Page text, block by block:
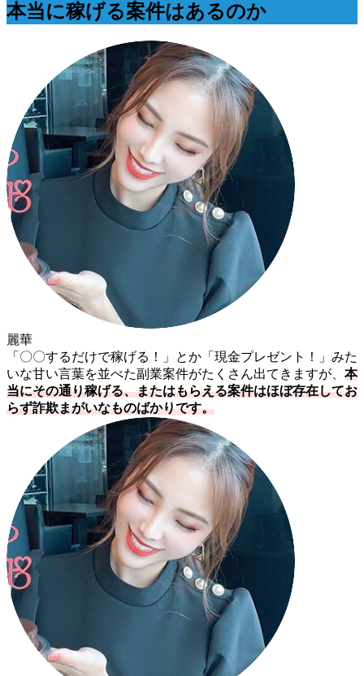
本当に稼げる案件はあるのか
麗華
「〇〇するだけで稼げる！」とか「現金プレゼント！」みた
いな甘い言葉を並べた副業案件がたくさん出てきますが、 本
当にその通り稼げる、またはもらえる案件はほぼ存在してお
らず詐欺まがいなものばかりです。